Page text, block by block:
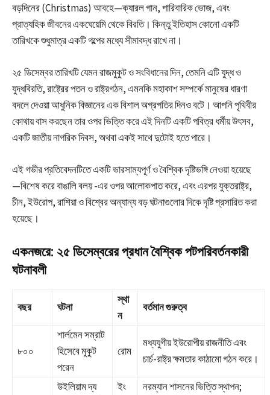
বড়দিনের (Christmas) আবহে—ক্যারল গান, পারিবারিক ভোজ, এবং
প্রাত্যহিক জীবনের একঘেয়েমি থেকে বিরতি। কিন্তু ইতিহাস কোনো একটি
তারিখকে শুধুমাত্র একটি গল্পের মধ্যে সীমাবদ্ধ রাখে না।
২৫ ডিসেম্বর তারিখটি যেমন রাজমুকুট ও সংবিধানের দিন, তেমনি এটি যুদ্ধ ও
যুদ্ধবিরতি, রাষ্ট্রের পতন ও রাষ্ট্রগঠন, এমনকি মহাকাশ সম্পর্কে মানুষের ধারণা
বদলে দেওয়া আধুনিক বিজ্ঞানের এক বিশাল অগ্রগতির দিনও বটে। আপনি পৃথিবীর
কোথায় বাস করছেন তার ওপর ভিত্তি করে এই দিনটি একটি পবিত্র ধর্মীয় উৎসব,
একটি জাতীয় নাগরিক দিবস, অথবা একই সাথে দুটোই হতে পারে।
এই গভীর প্রতিবেদনটিতে একটি ভারসাম্যপূর্ণ ও বৈশ্বিক দৃষ্টিভঙ্গি নেওয়া হয়েছে
—বিশেষ করে বাঙালি বলয় -এর ওপর আলোকপাত করে, এবং এরপর যুক্তরাষ্ট্র,
চীন, ইউরোপ, রাশিয়া ও বিশ্বের অন্যান্য বড় ঘটনাগুলোর দিকে দৃষ্টি প্রসারিত করা
হয়েছে।
একনজরে: ২৫ ডিসেম্বরের প্রধান বৈশ্বিক পটপরিবর্তনকারী
ঘটনাবলী
বছর ঘটনা
স্থা
ন
বর্তমান গুরুত্ব
৮০০
শার্লমেন সম্রাট
হিসেবে মুকুট
পরেন
রোম
মধ্যযুগীয় ইউরোপীয় রাজনীতি এবং
চার্চ-রাষ্ট্র ক্ষমতার কাঠামো গঠন করে।
উইলিয়াম দ্য
ইং
নরম্যান শাসনের ভিত্তি স্থাপন;